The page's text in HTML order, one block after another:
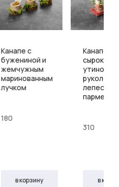
Канапе с
бужениной и
жемчужным
маринованным
лучком
180
в корзину
Канапе из
утиной
руколой и
310
в